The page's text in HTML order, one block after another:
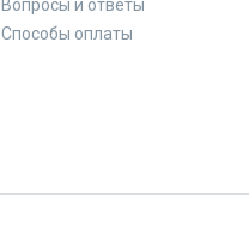
Вопросы и ответы
Способы оплаты